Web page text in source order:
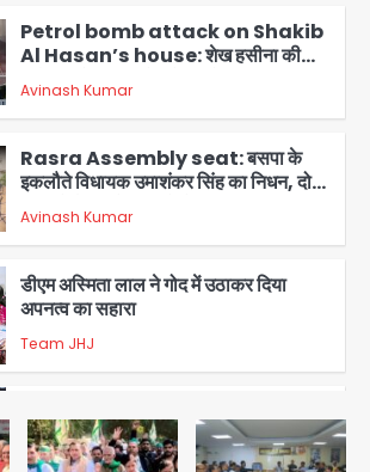
Petrol bomb attack on Shakib
Al Hasan’s house: शेख हसीना की
वर्चुअल प्रेस कॉन्फ्रेंस में जुड़ने पर भड़का
गुस्सा, शाकिब अल हसन के मगुरा स्थित घर पर
पेट्रोल बम से हमला
Avinash Kumar
Rasra Assembly seat: बसपा के
इकलौते विधायक उमाशंकर सिंह का निधन, दो
साल से कैंसर से जूझ रहे थे
Avinash Kumar
डीएम अस्मिता लाल ने गोद में उठाकर दिया
अपनत्व का सहारा
Team JHJ
करने वाले 11 बांग्लादेशी नागरिक सेंट्रल जिला
पुलिस के हत्थे चढ़े